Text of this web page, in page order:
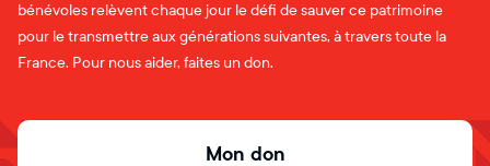
bénévoles relèvent chaque jour le défi de sauver ce patrimoine
pour le transmettre aux générations suivantes, à travers toute la
France. Pour nous aider, faites un don.
Mon don